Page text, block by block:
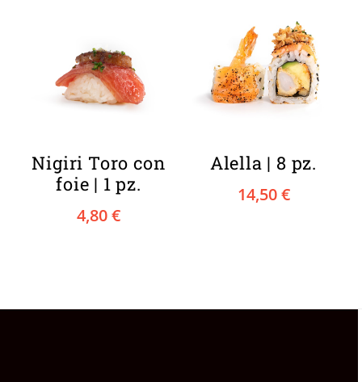
Nigiri Toro con
foie | 1 pz.
4,80€
Alella | 8 pz.
14,50€